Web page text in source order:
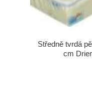
Středně tvrdá
cm